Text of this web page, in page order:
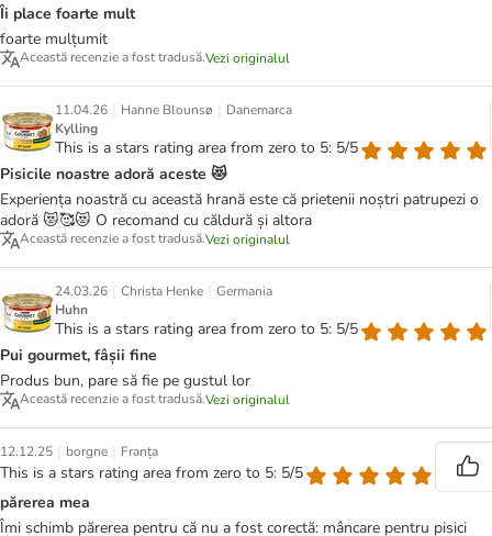
Îi place foarte mult
foarte mulțumit
Această recenzie a fost tradusă.Vezi originalul
11.04.26 | Hanne Blounsø | Danemarca
Kylling
This is a stars rating area from zero to 5: 5/5
Pisicile noastre adoră aceste 😻
Experiența noastră cu această hrană este că prietenii noștri patrupezi o
adoră 😻🥰😻 O recomand cu căldură și altora
Această recenzie a fost tradusă.Vezi originalul
24.03.26 | Christa Henke | Germania
Huhn
This is a stars rating area from zero to 5: 5/5
Pui gourmet, fâșii fine
Produs bun, pare să fie pe gustul lor
Această recenzie a fost tradusă.Vezi originalul
12.12.25 | borgne | Franța
This is a stars rating area from zero to 5: 5/5
părerea mea
Îmi schimb părerea pentru că nu a fost corectă: mâncare pentru pisici